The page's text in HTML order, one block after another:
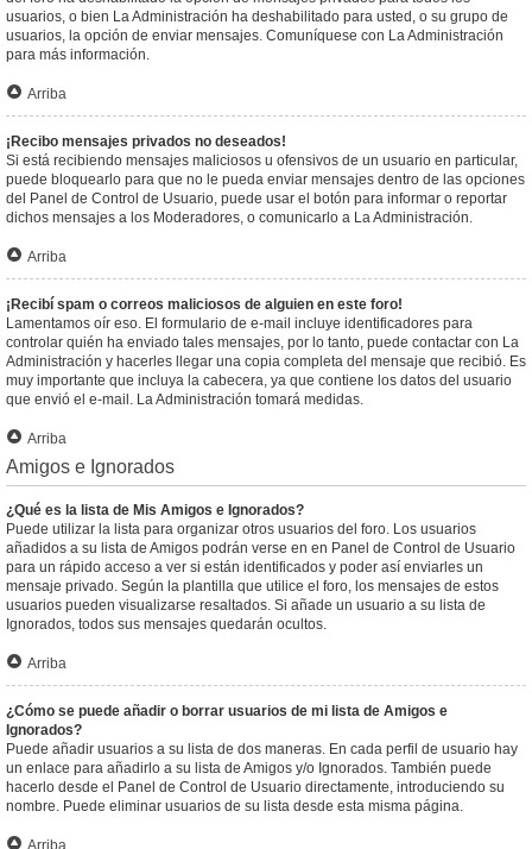
usuarios, o bien La Administración ha deshabilitado para usted, o su grupo de
usuarios, la opción de enviar mensajes. Comuníquese con La Administración
para más información.
Arriba
¡Recibo mensajes privados no deseados!
Si está recibiendo mensajes maliciosos u ofensivos de un usuario en particular,
puede bloquearlo para que no le pueda enviar mensajes dentro de las opciones
del Panel de Control de Usuario, puede usar el botón para informar o reportar
dichos mensajes a los Moderadores, o comunicarlo a La Administración.
Arriba
¡Recibí spam o correos maliciosos de alguien en este foro!
Lamentamos oír eso. El formulario de e-mail incluye identificadores para
controlar quién ha enviado tales mensajes, por lo tanto, puede contactar con La
Administración y hacerles llegar una copia completa del mensaje que recibió. Es
muy importante que incluya la cabecera, ya que contiene los datos del usuario
que envió el e-mail. La Administración tomará medidas.
Arriba
Amigos e Ignorados
¿Qué es la lista de Mis Amigos e Ignorados?
Puede utilizar la lista para organizar otros usuarios del foro. Los usuarios
añadidos a su lista de Amigos podrán verse en en Panel de Control de Usuario
para un rápido acceso a ver si están identificados y poder así enviarles un
mensaje privado. Según la plantilla que utilice el foro, los mensajes de estos
usuarios pueden visualizarse resaltados. Si añade un usuario a su lista de
Ignorados, todos sus mensajes quedarán ocultos.
Arriba
¿Cómo se puede añadir o borrar usuarios de mi lista de Amigos e
Ignorados?
Puede añadir usuarios a su lista de dos maneras. En cada perfil de usuario hay
un enlace para añadirlo a su lista de Amigos y/o Ignorados. También puede
hacerlo desde el Panel de Control de Usuario directamente, introduciendo su
nombre. Puede eliminar usuarios de su lista desde esta misma página.
Arriba